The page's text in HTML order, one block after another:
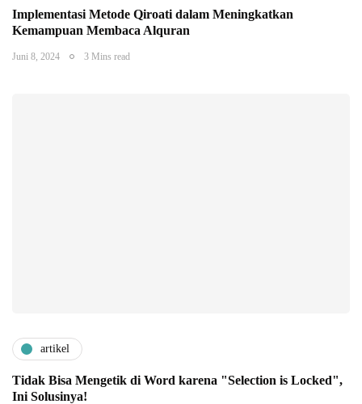
Implementasi Metode Qiroati dalam Meningkatkan
Kemampuan Membaca Alquran
Juni 8, 2024 3 Mins read
artikel
Tidak Bisa Mengetik di Word karena "Selection is Locked",
Ini Solusinya!